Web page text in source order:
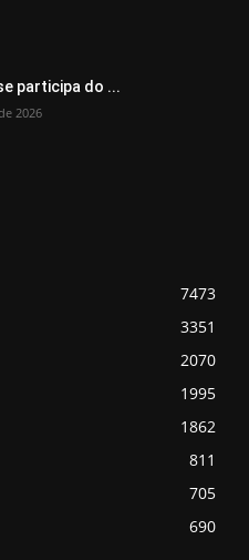
participa do ...
2026
7473
3351
2070
1995
1862
811
705
690